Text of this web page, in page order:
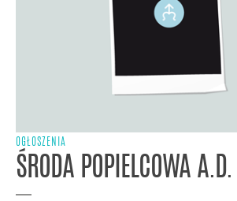
OGŁOSZENIA
ŚRODA POPIELCOWA